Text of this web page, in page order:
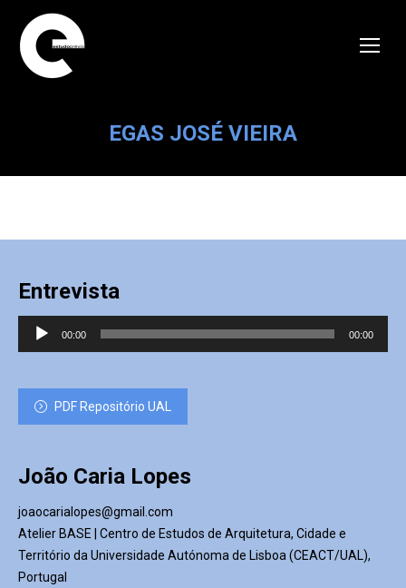
EGAS JOSÉ VIEIRA
Entrevista
Reprodutor
00:00 00:00
PDF Repositório UAL
João Caria Lopes
joaocarialopes@gmail.com
Atelier BASE | Centro de Estudos de Arquitetura, Cidade e
Território da Universidade Autónoma de Lisboa (CEACT/UAL),
Portugal